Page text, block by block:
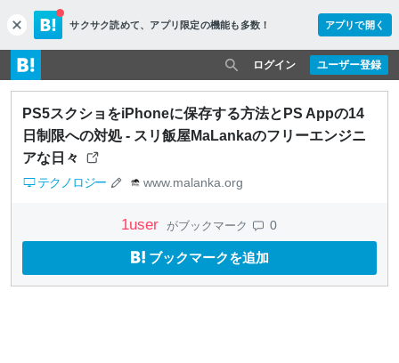
c
l
o
s
e
サクサク読めて、 アプリ限定の機能も多数！ アプリで開く
ユーザー登録
ログイン
PS5スクショをiPhoneに保存する方法とPS Appの14
日制限への対処 - スリ飯屋MaLankaのフリーエンジニ
アな日々
テクノロジー www.malanka.org
1user がブックマーク 0
ブックマークを追加